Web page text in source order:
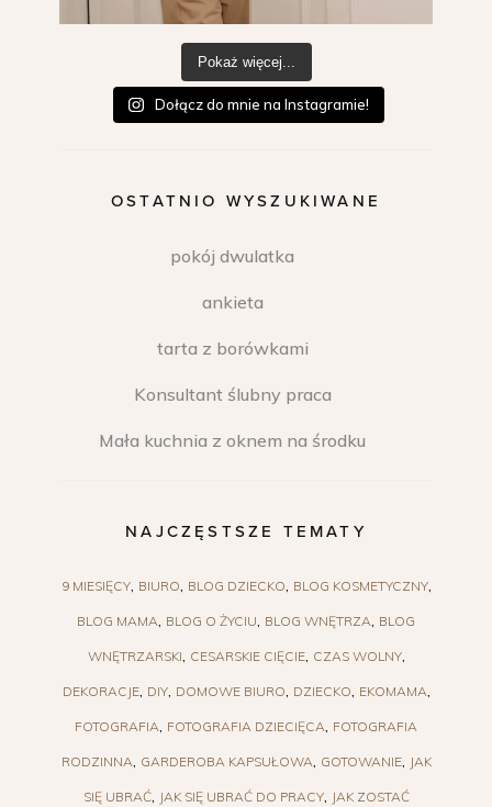
Pokaż więcej...
Dołącz do mnie na Instagramie!
OSTATNIO WYSZUKIWANE
pokój dwulatka
ankieta
tarta z borówkami
Konsultant ślubny praca
Mała kuchnia z oknem na środku
NAJCZĘSTSZE TEMATY
9 MIESIĘCY BIURO BLOG DZIECKO BLOG KOSMETYCZNY
BLOG MAMA BLOG O ŻYCIU BLOG WNĘTRZA BLOG
WNĘTRZARSKI CESARSKIE CIĘCIE CZAS WOLNY
DEKORACJE DIY DOMOWE BIURO DZIECKO EKOMAMA
FOTOGRAFIA FOTOGRAFIA DZIECIĘCA FOTOGRAFIA
RODZINNA GARDEROBA KAPSUŁOWA GOTOWANIE JAK
SIĘ UBRAĆ JAK SIĘ UBRAĆ DO PRACY JAK ZOSTAĆ